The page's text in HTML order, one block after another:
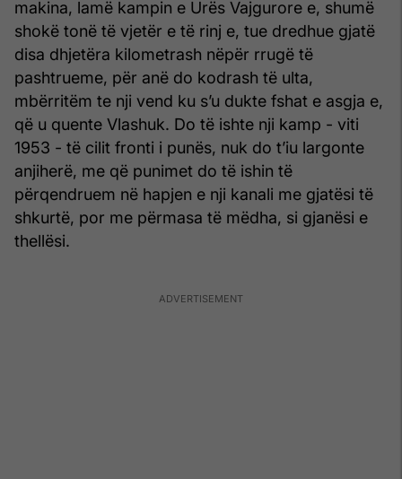
makina, lamë kampin e Urës Vajgurore e, shumë
shokë tonë të vjetër e të rinj e, tue dredhue gjatë
disa dhjetëra kilometrash nëpër rrugë të
pashtrueme, për anë do kodrash të ulta,
mbërritëm te nji vend ku s’u dukte fshat e asgja e,
që u quente Vlashuk. Do të ishte nji kamp - viti
1953 - të cilit fronti i punës, nuk do t’iu largonte
anjiherë, me që punimet do të ishin të
përqendruem në hapjen e nji kanali me gjatësi të
shkurtë, por me përmasa të mëdha, si gjanësi e
thellësi.